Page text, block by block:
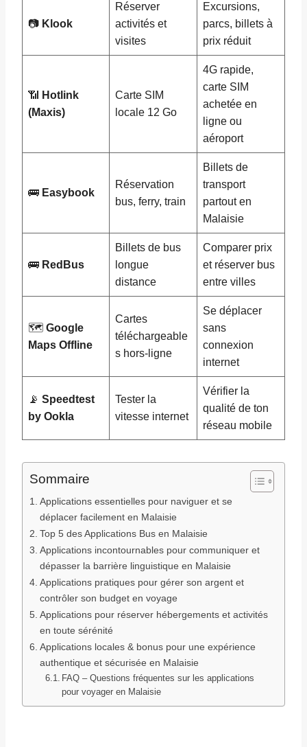
📷 Klook
Réserver
activités et
visites
Excursions,
parcs, billets à
prix réduit
📶
Hotlink
(Maxis)
Carte SIM
locale 12 Go
4G rapide,
carte SIM
achetée en
ligne ou
aéroport
🚌 Easybook
Réservation
bus, ferry, train
Billets de
transport
partout en
Malaisie
🚌 RedBus
Billets de bus
longue
distance
Comparer prix
et réserver bus
entre villes
🗺️ Google
Maps Offline
Cartes
téléchargeable
s hors-ligne
Se déplacer
sans
connexion
internet
📡 Speedtest
by Ookla
Tester la
vitesse internet
Vérifier la
qualité de ton
réseau mobile
Sommaire
Applications essentielles pour naviguer et se
déplacer facilement en Malaisie
Top 5 des Applications Bus en Malaisie
Applications incontournables pour communiquer et
dépasser la barrière linguistique en Malaisie
Applications pratiques pour gérer son argent et
contrôler son budget en voyage
Applications pour réserver hébergements et activités
en toute sérénité
Applications locales & bonus pour une expérience
authentique et sécurisée en Malaisie
FAQ – Questions fréquentes sur les applications
pour voyager en Malaisie